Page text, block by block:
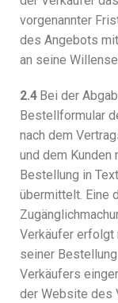
vorgenannter
des Angebots
an seine
2.4 Bei der
Bestellformular
nach dem
und dem Kunden
Bestellung in
übermittelt. Eine
Verkäufer erfolgt
seiner
Verkäufers
der Website des